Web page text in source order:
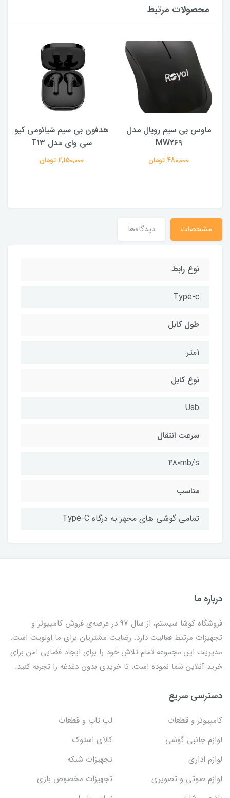
محصولات مرتبط
ماوس بی سیم رویال مدل
MW269
480,000 تومان
هدفون بی سیم شیائومی کیو
سی وای مدل T13
2,150,000 تومان
مشخصات دیدگاه‌ها
نوع رابط
Type-c
طول کابل
1متر
نوع کابل
Usb
سرعت انتقال
480mb/s
مناسب
تمامی گوشی های مجهز به درگاه Type-C
درباره ما
فروشگاه کوشا سیستم، از سال 97 در عرصه‌ی فروش کامپیوتر و
تجهیزات مرتبط فعالیت دارد. رضایت مشتریان برای ما اولویت است.
مدیریت این مجموعه تمام تلاش خود را برای ایجاد فضایی امن برای
خرید آنلاین شما نموده است، تا خریدی بدون دغدغه را تجربه کنید.
دسترسی سریع
کامپیوتر و قطعات
لپ تاپ و قطعات
لوازم جانبی گوشی
کالای استوک
لوازم اداری
تجهیزات شبکه
لوازم صوتی و تصویری
تجهیزات مخصوص بازی